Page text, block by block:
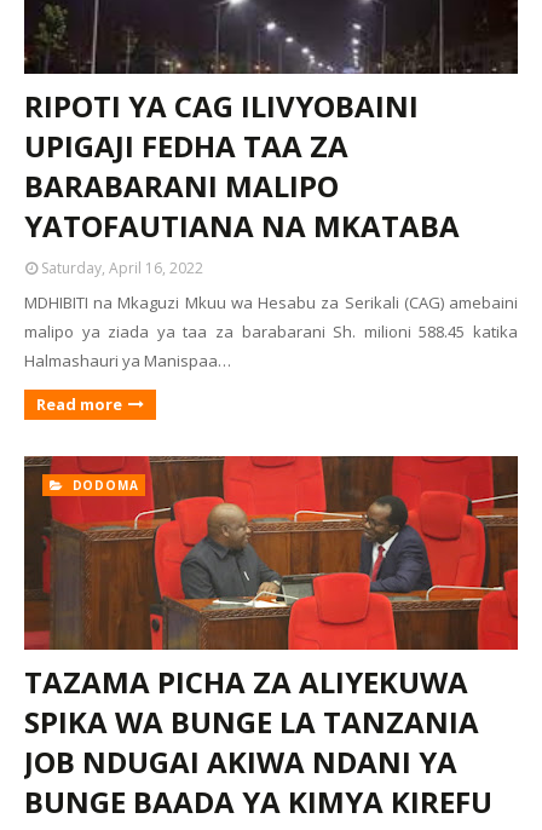
RIPOTI YA CAG ILIVYOBAINI
UPIGAJI FEDHA TAA ZA
BARABARANI MALIPO
YATOFAUTIANA NA MKATABA
Saturday, April 16, 2022
MDHIBITI na Mkaguzi Mkuu wa Hesabu za Serikali (CAG) amebaini
malipo ya ziada ya taa za barabarani Sh. milioni 588.45 katika
Halmashauri ya Manispaa…
Read more
DODOMA
TAZAMA PICHA ZA ALIYEKUWA
SPIKA WA BUNGE LA TANZANIA
JOB NDUGAI AKIWA NDANI YA
BUNGE BAADA YA KIMYA KIREFU